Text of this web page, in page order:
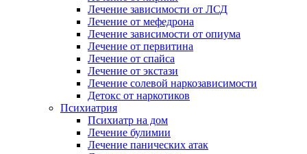
Лечение зависимости от ЛСД
Лечение от мефедрона
Лечение зависимости от опиума
Лечение от первитина
Лечение от спайса
Лечение от экстази
Лечение солевой наркозависимости
Детокс от наркотиков
Психиатрия
Психиатр на дом
Лечение булимии
Лечение панических атак